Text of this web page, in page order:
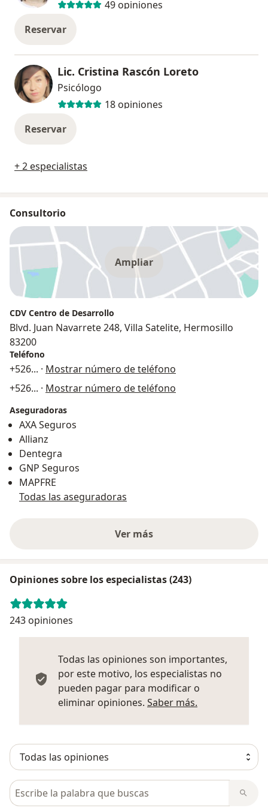
49 opiniones
Reservar
Lic. Cristina Rascón Loreto
Psicólogo
18 opiniones
Reservar
+ 2 especialistas
Consultorio
Ampliar
CDV Centro de Desarrollo
Blvd. Juan Navarrete 248, Villa Satelite, Hermosillo
83200
Teléfono
+526... · Mostrar número de teléfono
+526... · Mostrar número de teléfono
Aseguradoras
AXA Seguros
Allianz
Dentegra
GNP Seguros
MAPFRE
Todas las aseguradoras
Ver más
Opiniones sobre los especialistas (243)
243 opiniones
Todas las opiniones son importantes,
por este motivo, los especialistas no
pueden pagar para modificar o
eliminar opiniones. Saber más.
Busca en opiniones